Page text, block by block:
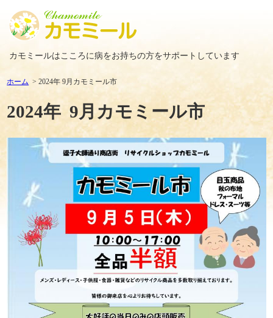
カモミールはこころに病をお持ちの方をサポートしています
ホーム 2024年 9月カモミール市
2024年 9月カモミール市